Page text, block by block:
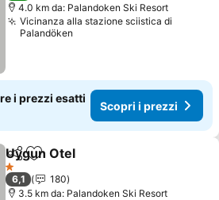
4.0 km da: Palandoken Ski Resort
Vicinanza alla stazione sciistica di
Palandöken
i prezzi esatti
Scopri i prezzi
CondividiAggiungi ai preferiti
Uygun Otel
1 Stelle
6,1
180
3.5 km da: Palandoken Ski Resort